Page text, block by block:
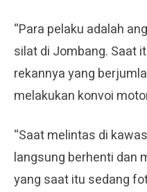
“Para pelaku adalah
silat di Jombang. Saat
rekannya yang
melakukan konvoi
“Saat melintas di
langsung berhenti dan
yang saat itu sedang